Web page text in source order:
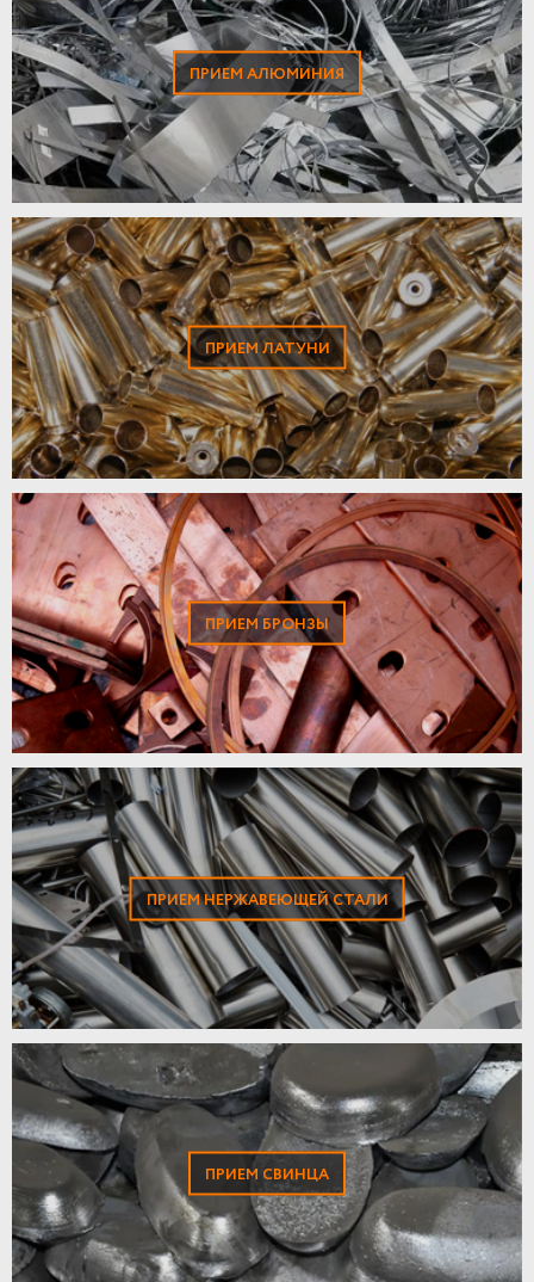
ПРИЕМ АЛЮМИНИЯ
ПРИЕМ ЛАТУНИ
ПРИЕМ БРОНЗЫ
ПРИЕМ НЕРЖАВЕЮЩЕЙ СТАЛИ
ПРИЕМ СВИНЦА